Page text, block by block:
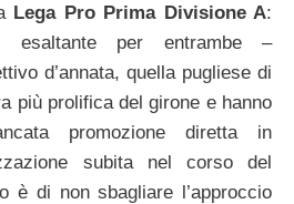
Lega Pro Prima Divisione A:
esaltante per entrambe –
d’annata, quella pugliese di
più prolifica del girone e hanno
promozione diretta in
subita nel corso del
è di non sbagliare l’approccio